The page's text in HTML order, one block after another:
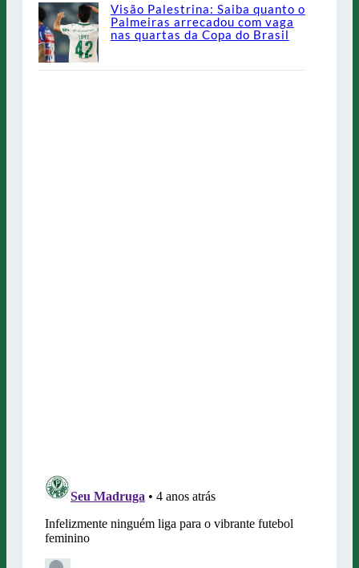
Visão Palestrina: Saiba quanto o
Palmeiras arrecadou com vaga
nas quartas da Copa do Brasil